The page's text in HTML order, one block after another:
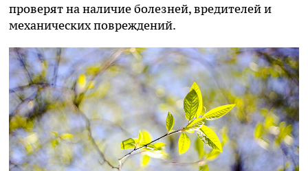
проверят на наличие болезней, вредителей и
механических повреждений.